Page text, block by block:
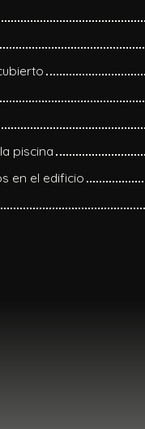
piscina
en el edificio